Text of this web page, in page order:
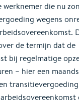
werknemer die nu
wegens
de termijn dat de
bij regelmatige
– hier een